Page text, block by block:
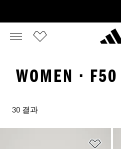
WOMEN · F50
30 결과